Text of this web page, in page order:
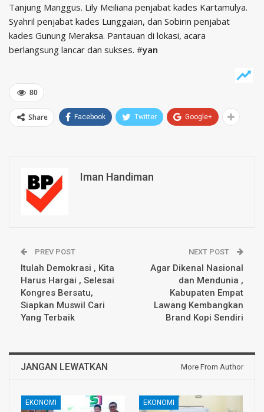
Tanjung Manggus. Lily Meiliana penjabat kades Kartamulya.
Syahril penjabat kades Lunggaian, dan Sobirin penjabat
kades Gunung Meraksa. Pantauan di lokasi, acara
berlangsung lancar dan sukses. #yan
80
Share Facebook Twitter Google+
Iman Handiman
PREV POST
Itulah Demokrasi , Kita
Harus Hargai , Selesai
Kongres Bersatu,
Siapkan Muswil Cari
Yang Terbaik
NEXT POST
Agar Dikenal Nasional
dan Mendunia ,
Kabupaten Empat
Lawang Kembangkan
Brand Kopi Sendiri
JANGAN LEWATKAN More From Author
EKONOMI EKONOMI